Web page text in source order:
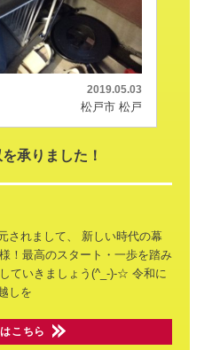
2019.05.03
松戸市 松戸
承りました！
されまして、
新しい時代の幕
！最高のスタート・一歩を踏み
ていきましょう(^_-)-☆ 令和に
しを
こちら